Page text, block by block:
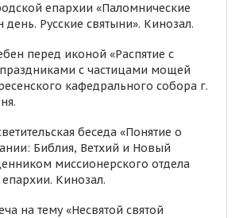
епархии «Паломнические
Русские святыни». Кинозал.
перед иконой «Распятие с
с частицами мощей
кафедрального собора г.
беседа «Понятие о
Библия, Ветхий и Новый
миссионерского отдела
Кинозал.
на тему «Несвятой святой